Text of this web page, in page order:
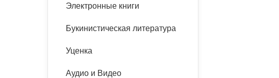
Электронные книги
Букинистическая литература
Уценка
Аудио и Видео